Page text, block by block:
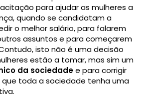
para ajudar as mulheres a
quando se candidatam a
o melhor salário, para falarem
assuntos e para começarem
isto não é uma decisão
estão a tomar, mas sim um
da sociedadee para corrigir
que toda a sociedade tenha uma